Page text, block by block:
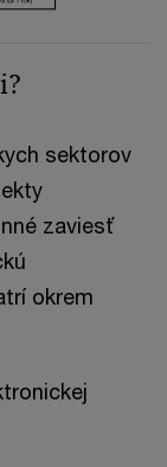
sektorov
zaviesť
okrem